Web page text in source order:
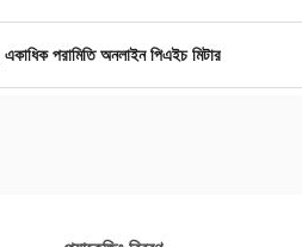
একাধিক পরামিতি অনলাইন পিএইচ মিটার